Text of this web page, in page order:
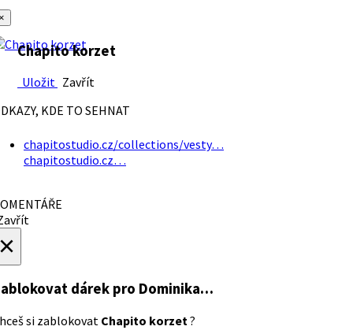
Chapito korzet
Uložit Zavřít
KDE TO SEHNAT
chapitostudio.cz/collections/vesty…
chapitostudio.cz…
dárek pro Dominika…
si zablokovat Chapito korzet?